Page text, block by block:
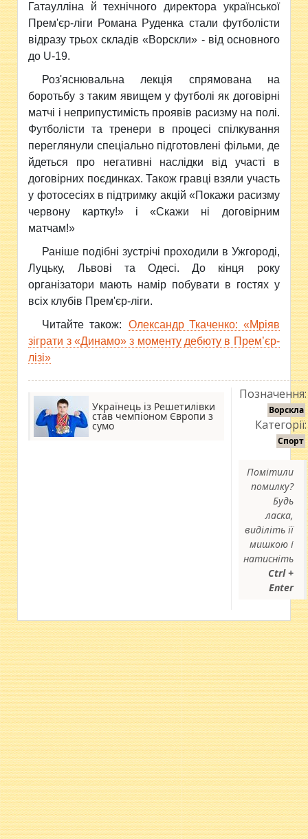
Гатаулліна й технічного директора української
Прем'єр-ліги Романа Руденка стали футболісти
відразу трьох складів «Ворскли» - від основного
до U-19.
Роз'яснювальна лекція спрямована на
боротьбу з таким явищем у футболі як договірні
матчі і неприпустимість проявів расизму на полі.
Футболісти та тренери в процесі спілкування
переглянули спеціально підготовлені фільми, де
йдеться про негативні наслідки від участі в
договірних поєдинках. Також гравці взяли участь
у фотосесіях в підтримку акцій «Покажи расизму
червону картку!» і «Скажи ні договірним
матчам!»
Раніше подібні зустрічі проходили в Ужгороді,
Луцьку, Львові та Одесі. До кінця року
організатори мають намір побувати в гостях у
всіх клубів Прем'єр-ліги.
Читайте також:
Олександр Ткаченко: «Мріяв
зіграти з «Динамо» з моменту дебюту в Прем’єр-
лізі»
Українець із Решетилівки
став чемпіоном Європи з
сумо
Позначення:
Ворскла
Категорії:
Спорт
Помітили
помилку?
Будь
ласка,
виділіть її
мишкою і
натисніть
Ctrl +
Enter